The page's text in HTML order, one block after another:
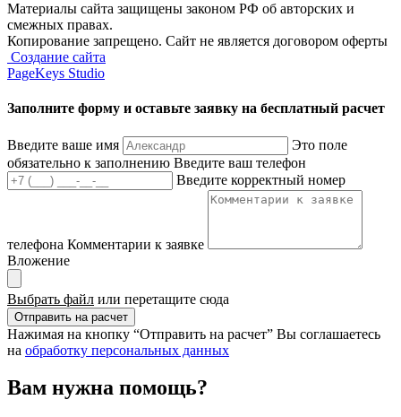
Материалы сайта защищены законом РФ об авторских и
смежных правах.
Копирование запрещено. Сайт не является договором оферты
Создание сайта
PageKeys Studio
Заполните форму и оставьте заявку на бесплатный расчет
Введите ваше имя
Это поле
обязательно к заполнению Введите ваш телефон
Введите корректный номер
телефона Комментарии к заявке
Вложение
Выбрать файл или перетащите сюда
Отправить на расчет
Нажимая на кнопку “Отправить на расчет” Вы соглашаетесь
на обработку персональных данных
Вам нужна помощь?